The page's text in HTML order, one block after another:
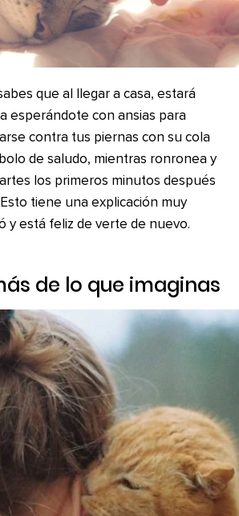
que al llegar a casa, estará
esperándote con ansias para
contra tus piernas con su cola
de saludo, mientras ronronea y
los primeros minutos después
tiene una explicación muy
y está feliz de verte de nuevo.
de lo que imaginas